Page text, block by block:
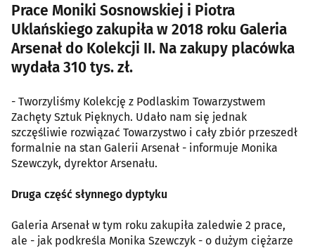
Prace Moniki Sosnowskiej i Piotra
Uklańskiego zakupiła w 2018 roku Galeria
Arsenał do Kolekcji II. Na zakupy placówka
wydała 310 tys. zł.
- Tworzyliśmy Kolekcję z Podlaskim Towarzystwem
Zachęty Sztuk Pięknych. Udało nam się jednak
szczęśliwie rozwiązać Towarzystwo i cały zbiór przeszedł
formalnie na stan Galerii Arsenał - informuje Monika
Szewczyk, dyrektor Arsenału.
Druga część słynnego dyptyku
Galeria Arsenał w tym roku zakupiła zaledwie 2 prace,
ale - jak podkreśla Monika Szewczyk - o dużym ciężarze